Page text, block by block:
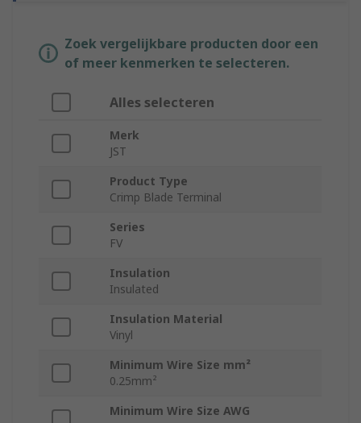
Zoek vergelijkbare producten door een
of meer kenmerken te selecteren.
Alles selecteren
Merk
JST
Product Type
Crimp Blade Terminal
Series
FV
Insulation
Insulated
Insulation Material
Vinyl
Minimum Wire Size mm²
0.25mm²
Minimum Wire Size AWG